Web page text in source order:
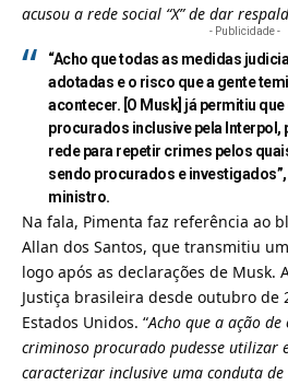
acusou a rede social “X” de dar
- Publicidade -
“Acho que todas as medidas
adotadas e o risco que a gente
acontecer. [O Musk] já permitiu
procurados inclusive pela Interpol,
rede para repetir crimes pelos
sendo procurados e
ministro.
Na fala, Pimenta faz referência ao
Allan dos Santos, que transmitiu
logo após as declarações de Musk.
Justiça brasileira desde outubro de
Estados Unidos. “Acho que a ação
criminoso procurado pudesse utilizar
caracterizar inclusive uma conduta